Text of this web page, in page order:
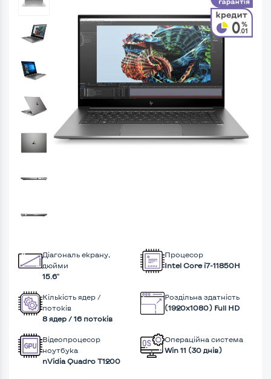
Діагональ екрану,
дюйми
15.6"
Процесор
Intel Core i7-11850H
Кількість ядер /
потоків
8 ядер / 16 потоків
Роздільна здатність
(1920х1080) Full HD
Відеопроцесор
ноутбука
nVidia Quadro T1200
Операційна система
Win 11 (30 днів)